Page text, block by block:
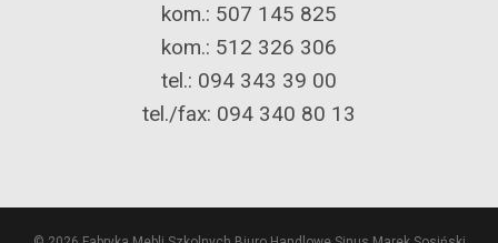
kom.: 507 145 825
kom.: 512 326 306
tel.: 094 343 39 00
tel./fax: 094 340 80 13